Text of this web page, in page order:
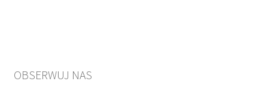
OBSERWUJ NAS